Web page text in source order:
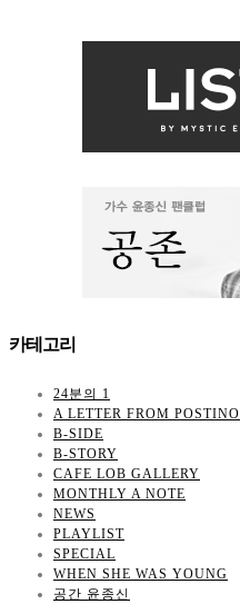
카테고리
24분의 1
A LETTER FROM POSTINO
B-SIDE
B-STORY
CAFE LOB GALLERY
MONTHLY A NOTE
NEWS
PLAYLIST
SPECIAL
WHEN SHE WAS YOUNG
공간 윤종신